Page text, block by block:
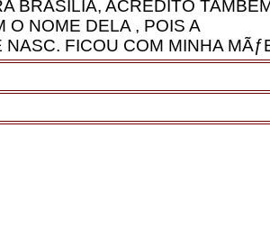
BRASILIA, ACREDITO
O NOME DELA , POIS A
NASC. FICOU COM MINHA